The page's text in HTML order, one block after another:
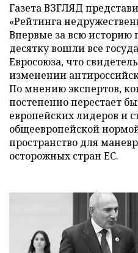
Газета ВЗГЛЯД
«Рейтинга
Впервые за всю историю
десятку вошли все
Евросоюза, что
изменении
По мнению экспертов,
постепенно перестает
европейских лидеров и
общеевропейской
пространство для
осторожных стран ЕС.